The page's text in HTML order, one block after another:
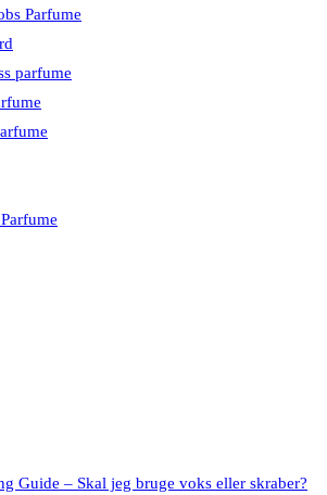
Parfume
parfume
Guide – Skal jeg bruge voks eller skraber?